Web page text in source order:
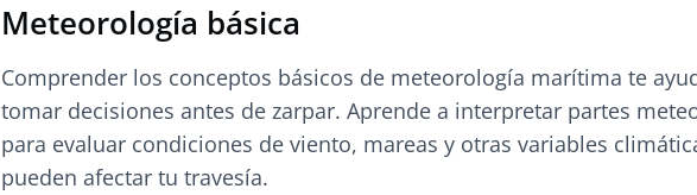
Meteorología básica
Comprender los conceptos básicos de meteorología marítima te
tomar decisiones antes de zarpar. Aprende a interpretar partes
para evaluar condiciones de viento, mareas y otras variables
pueden afectar tu travesía.